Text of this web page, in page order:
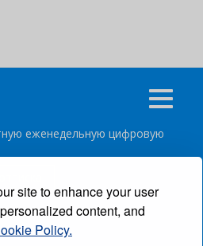
site to enhance your user
content, and
Policy.
еженедельную цифровую